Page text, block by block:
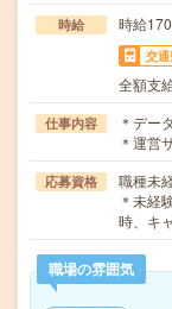
時給 時給
交
全額支
仕事内容
＊デー
＊運営
応募資格
職種未
＊未経
時、キ
職場の雰囲気